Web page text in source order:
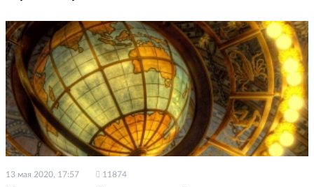
13 мая 2020, 17:57 11874